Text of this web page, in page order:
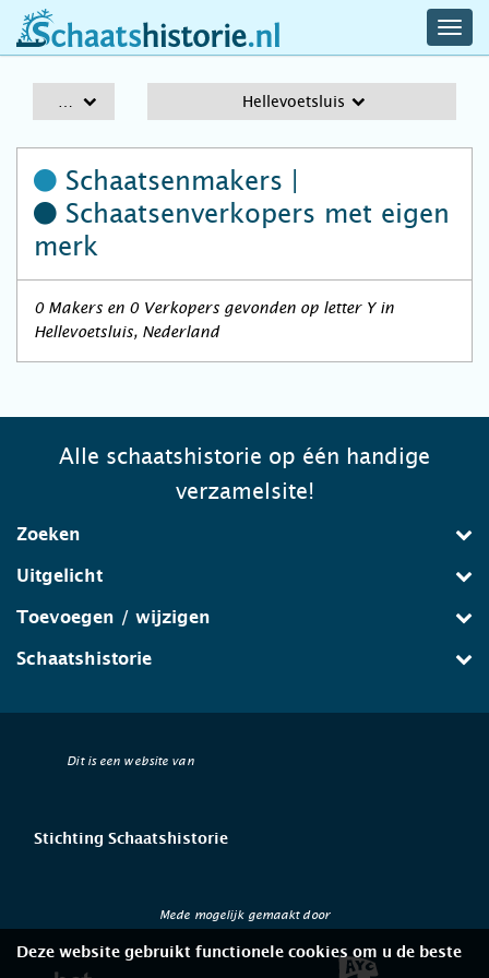
schaatshistorie.nl
Hellevoetsluis
Schaatsenmakers |
Schaatsenverkopers met eigen
merk
0 Makers en 0 Verkopers gevonden op letter Y in
Hellevoetsluis, Nederland
Alle schaatshistorie op één handige
verzamelsite!
Zoeken
Uitgelicht
Toevoegen / wijzigen
Schaatshistorie
Dit is een website van
Stichting Schaatshistorie
Mede mogelijk gemaakt door
Deze website gebruikt functionele cookies om u de beste